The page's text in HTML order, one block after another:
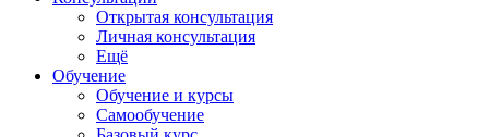
Открытая консультация
Личная консультация
Ещё
Обучение
Обучение и курсы
Самообучение